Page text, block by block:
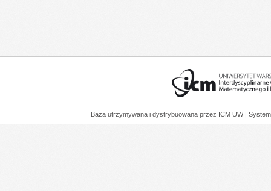
Baza utrzymywana i dystrybuowana przez ICM UW |